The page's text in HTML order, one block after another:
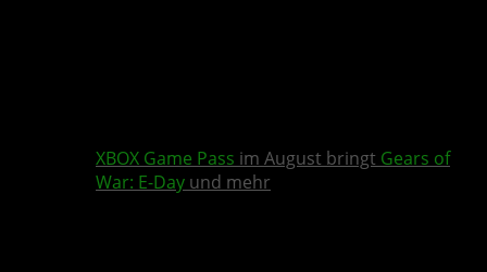
XBOX Game Pass im August bringt Gears of
War: E-Day und mehr